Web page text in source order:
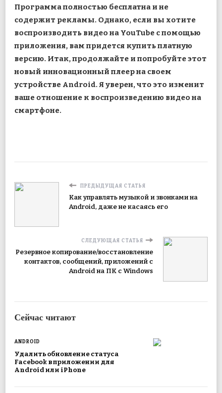
Программа полностью бесплатна и не
содержит рекламы. Однако, если вы хотите
воспроизводить видео на YouTube с помощью
приложения, вам придется купить платную
версию. Итак, продолжайте и попробуйте этот
новый инновационный плеер на своем
устройстве Android. Я уверен, что это изменит
ваше отношение к воспроизведению видео на
смартфоне.
ПРЕДЫДУЩАЯ СТАТЬЯ
Как управлять музыкой и звонками на
Android, даже не касаясь его
СЛЕДУЮЩАЯ СТАТЬЯ
Резервное копирование/восстановление
контактов, сообщений, приложений с
Android на ПК с Windows
Сейчас читают
ANDROID
Удалить обновление статуса
Facebook в приложении для
Android или iPhone